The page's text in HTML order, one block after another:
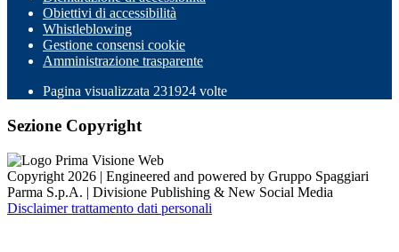
Obiettivi di accessibilità
Whistleblowing
Gestione consensi cookie
Amministrazione trasparente
Pagina visualizzata 231924 volte
Sezione Copyright
Copyright 2026 | Engineered and powered by Gruppo Spaggiari
Parma S.p.A. | Divisione Publishing & New Social Media
Disclaimer trattamento dati personali